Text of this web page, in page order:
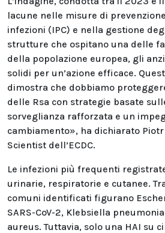
lacune nelle misure di
infezioni (IPC) e nella gestione
strutture che ospitano una delle
della popolazione europea, gli
solidi per un’azione efficace.
dimostra che dobbiamo
delle Rsa con strategie basate
sorveglianza rafforzata e un
cambiamento», ha dichiarato
Scientist dell’ECDC.
Le infezioni più frequenti
urinarie, respiratorie e cutanee.
comuni identificati figurano
SARS-CoV-2, Klebsiella
aureus. Tuttavia, solo una HAI su